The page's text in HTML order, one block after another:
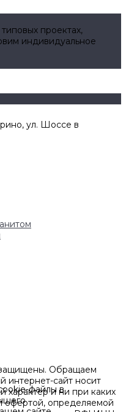
проектах,
индивидуальное
ул. Шоссе в
Обращаем
интернет-сайт носит
характер и ни при каких
офертой, определяемой
файлы в